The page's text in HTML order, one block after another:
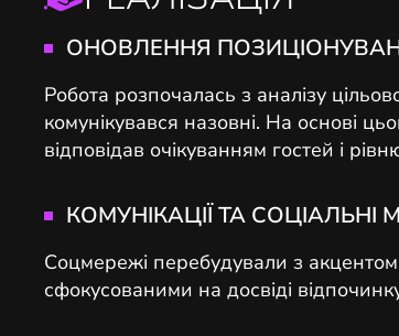
ОНОВЛЕННЯ
Робота розпочалась з аналізу
комунікувався назовні. На основі
відповідав очікуванням гостей і
КОМУНІКАЦІЇ ТА СОЦІАЛЬНІ
Соцмережі перебудували з
сфокусованими на досвіді